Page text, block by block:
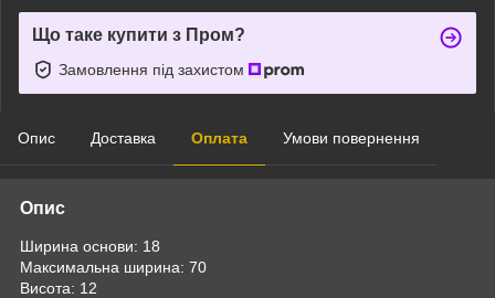
Що таке купити з Пром?
Замовлення під захистом
Опис Доставка Оплата Умови повернення
Опис
Ширина основи: 18
Максимальна ширина: 70
Висота: 12